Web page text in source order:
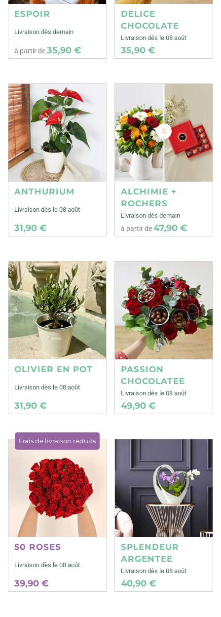
ESPOIR
Livraison dès demain
à partir de35,90 €
DELICE
CHOCOLATE
Livraison dès le 08 août
35,90 €
ANTHURIUM
Livraison dès le 08 août
31,90 €
ALCHIMIE +
ROCHERS
Livraison dès demain
à partir de47,90 €
OLIVIER EN POT
Livraison dès le 08 août
31,90 €
PASSION
CHOCOLATEE
Livraison dès le 08 août
49,90 €
Frais de livraison réduits
50 ROSES
Livraison dès le 08 août
39,90 €
SPLENDEUR
ARGENTEE
Livraison dès le 08 août
40,90 €